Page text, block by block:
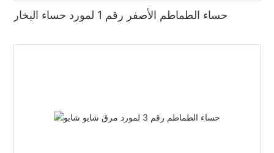
حساء الطماطم الأصفر رقم 1 لمورد حساء البخار